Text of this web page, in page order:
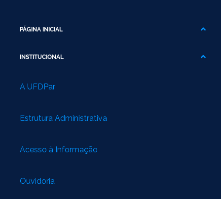
Ministério do Planejamento, Desenvolvimento e Gestão
Ministério do Turismo
Ministério da Integração Nacional
PÁGINA INICIAL
INSTITUCIONAL
A UFDPar
Estrutura Administrativa
Acesso à Informação
Ouvidoria